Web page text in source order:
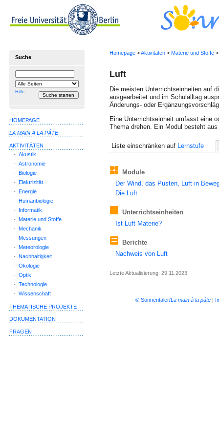
Homepage >Aktivitäten > Materie und Stoffe
Luft
Die meisten Unterrichtseinheiten auf
ausgearbeitet und im Schulalltag
Änderungs- oder
Eine Unterrichtseinheit umfasst eine
Thema drehen. Ein Modul besteht
Liste einschränken auf Lernstufe
Module
Der Wind, das Pusten, Luft in
Die Luft
Unterrichtseinheiten
Ist Luft Materie?
Berichte
Nachweis von Luft
Letzte Aktualisierung: 29.11.2023
© Sonnentaler/La main à la pâte|
Suche
einschränken
Hilfe
HOMEPAGE
LA MAIN À LA PÂTE
AKTIVITÄTEN
- Akustik
- Astronomie
- Biologie
- Elektrizität
- Energie
- Humanbiologie
-
Informatik
- Materie und Stoffe
- Mechanik
- Messungen
- Meteorologie
- Nachhaltigkeit
- Ökologie
- Optik
- Technologie
- Wissenschaft
THEMATISCHE PROJEKTE
DOKUMENTATION
FRAGEN